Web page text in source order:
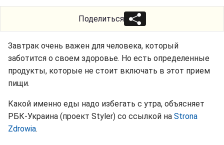
Поделиться
Завтрак очень важен для человека, который
заботится о своем здоровье. Но есть определенные
продукты, которые не стоит включать в этот прием
пищи.
Какой именно еды надо избегать с утра, объясняет
РБК-Украина (проект Styler) со ссылкой на Strona
Zdrowia.